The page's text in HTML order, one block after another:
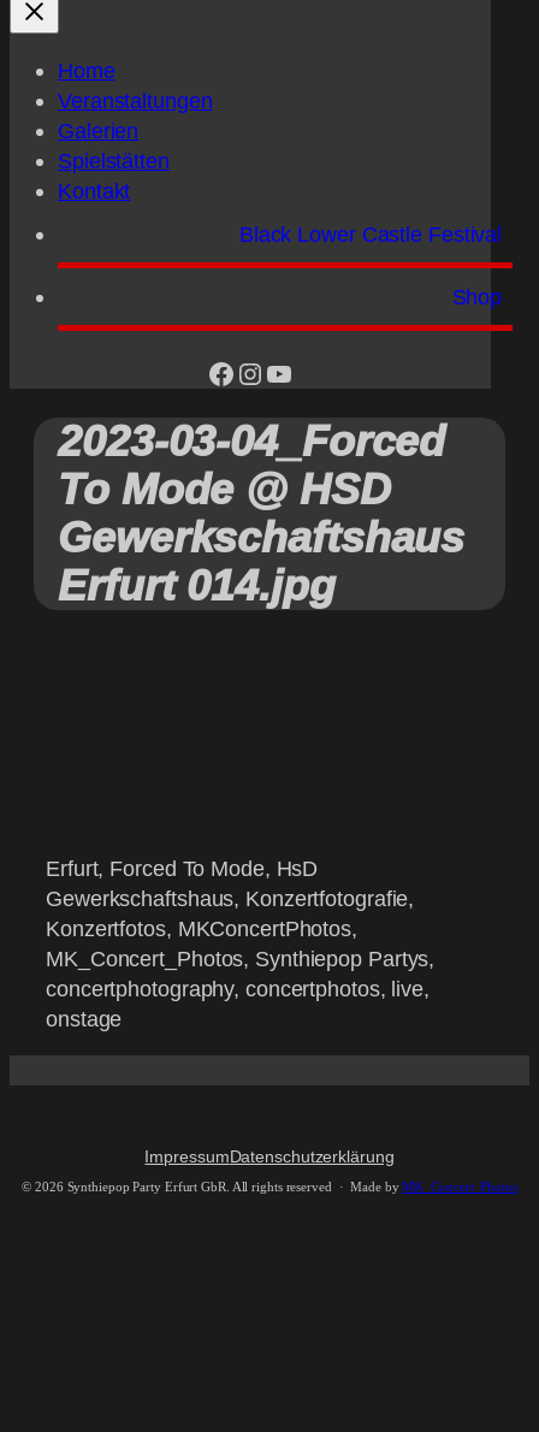
Home
Veranstaltungen
Galerien
Spielstätten
Kontakt
Black Lower Castle Festival
Shop
facebook
Instagram
YouTube
2023-03-04_Forced
To Mode @ HSD
Gewerkschaftshaus
Erfurt 014.jpg
Erfurt, Forced To Mode, HsD
Gewerkschaftshaus, Konzertfotografie,
Konzertfotos, MKConcertPhotos,
MK_Concert_Photos, Synthiepop Partys,
concertphotography, concertphotos, live,
onstage
ImpressumDatenschutzerklärung
©2026 Synthiepop Party Erfurt GbR. All rights reserved · Made byMK_Concert_Photos